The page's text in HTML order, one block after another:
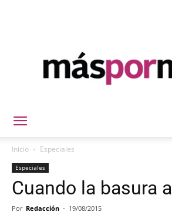
Inicio Especiales
Especiales
Cuando la basura
Por Redacción - 19/08/2015